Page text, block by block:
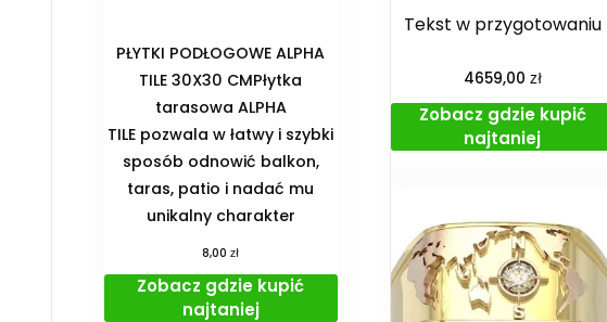
Tekst w przygotowaniu
4659,00 zł
Zobacz gdzie kupić
najtaniej
PŁYTKI PODŁOGOWE ALPHA
TILE 30X30 CMPłytka
tarasowa ALPHA
TILE pozwala w łatwy i szybki
sposób odnowić balkon,
taras, patio i nadać mu
unikalny charakter
8,00zł
Zobacz gdzie kupić
najtaniej